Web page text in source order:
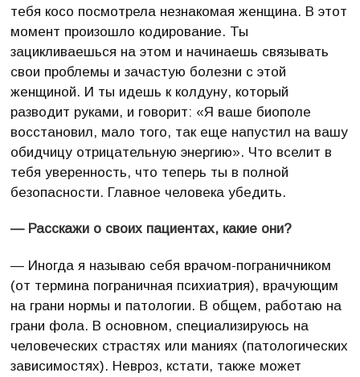
тебя косо посмотрела незнакомая женщина. В этот
момент произошло кодирование. Ты
зацикливаешься на этом и начинаешь связывать
свои проблемы и зачастую болезни с этой
женщиной. И ты идешь к колдуну, который
разводит руками, и говорит: «Я ваше биополе
восстановил, мало того, так еще напустил на вашу
обидчицу отрицательную энергию». Что вселит в
тебя уверенность, что теперь ты в полной
безопасности. Главное человека убедить.
— Расскажи о своих пациентах, какие они?
— Иногда я называю себя врачом-пограничником
(от термина пограничная психиатрия), врачующим
на грани нормы и патологии. В общем, работаю на
грани фола. В основном, специализируюсь на
человеческих страстях или маниях (патологических
зависимостях). Невроз, кстати, также может